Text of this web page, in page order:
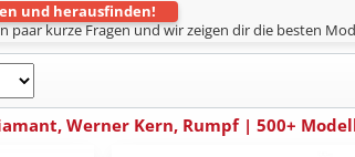
und herausfinden!
paar kurze Fragen und wir zeigen dir die besten
Werner Kern, Rumpf | 500+